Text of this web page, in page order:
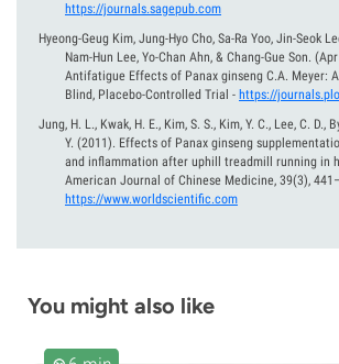
https://journals.sagepub.com
Hyeong-Geug Kim, Jung-Hyo Cho, Sa-Ra Yoo, Jin-Seok
Nam-Hun Lee, Yo-Chan Ahn, & Chang-Gue Son.
Antifatigue Effects of Panax ginseng C.A. Meyer:
Blind, Placebo-Controlled Trial - https://
Jung, H. L., Kwak, H. E., Kim, S. S., Kim, Y. C., Lee, C. D.,
Y. (2011). Effects of Panax ginseng
and inflammation after uphill treadmill running in
American Journal of Chinese Medicine, 39(3),
https://www.worldscientific.com
You might also like